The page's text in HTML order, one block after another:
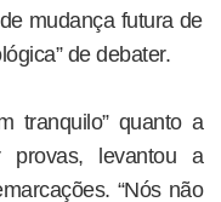
mudança futura de
de debater.
tranquilo” quanto a
provas, levantou a
“Nós não